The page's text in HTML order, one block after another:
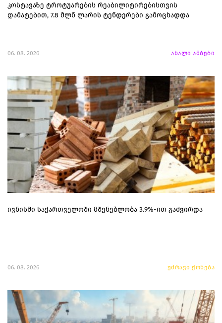
კოსტავაზე ტროტუარების რეაბილიტირებისთვის
დამატებით, 7.8 მლნ ლარის ტენდერები გამოცხადდა
06. 08. 2026 ახალი ამბები
ივნისში საქართველოში მშენებლობა 3.9%-ით გაძვირდა
06. 08. 2026 უძრავი ქონება